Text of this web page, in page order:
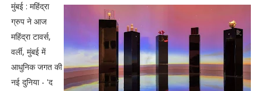
मुंबई : महिंद्रा
ग्रुप ने आज
महिंद्रा टावर्स,
वर्ली, मुंबई में
आधुनिक जगत की
नई दुनिया - 'द